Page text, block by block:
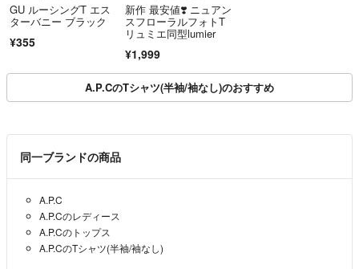
GU ルーシングT エス
ターバニー ブラック
¥355
新作 最安値❣️ ニュアン
スフローラルフォトT
リュミエ同型lumier
¥1,999
A.P.CのTシャツ(半袖/袖なし)のおすすめ
同一ブランドの商品
A.P.C
A.P.Cのレディース
A.P.Cのトップス
A.P.CのTシャツ(半袖/袖なし)